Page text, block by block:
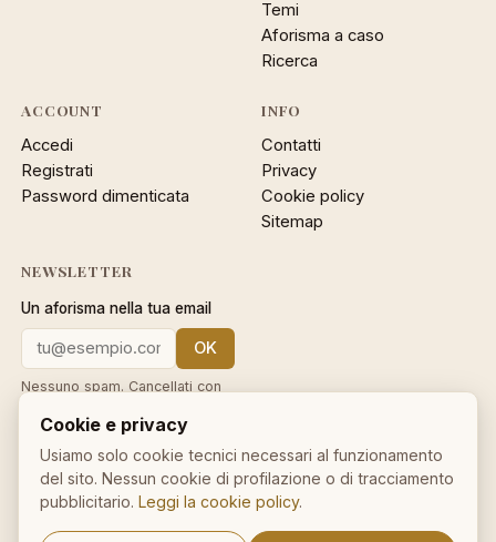
Temi
Aforisma a caso
Ricerca
ACCOUNT
Accedi
Registrati
Password dimenticata
INFO
Contatti
Privacy
Cookie policy
Sitemap
NEWSLETTER
Un aforisma nella tua email
OK
Nessuno spam. Cancellati con
IL NOSTRO NETWORK
Cookie e privacy
Usiamo solo cookie tecnici necessari al funzionamento
del sito. Nessun cookie di profilazione o di tracciamento
pubblicitario.Leggi la cookie policy.